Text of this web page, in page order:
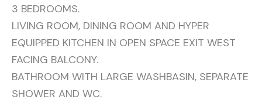
3 BEDROOMS.
LIVING ROOM, DINING ROOM AND HYPER
EQUIPPED KITCHEN IN OPEN SPACE EXIT WEST
FACING BALCONY.
BATHROOM WITH LARGE WASHBASIN, SEPARATE
SHOWER AND WC.